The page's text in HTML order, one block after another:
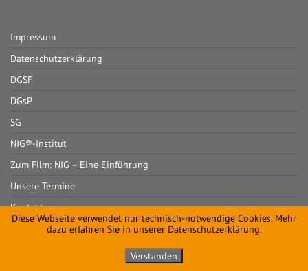
Impressum
Datenschutzerklärung
DGSF
DGsP
SG
NIG®-Institut
Zum Film: NIG – Eine Einführung
Unsere Termine
Kontakt
Diese Webseite verwendet nur technisch-notwendige Cookies. Mehr
dazu erfahren Sie in unserer Datenschutzerklärung.
Verstanden